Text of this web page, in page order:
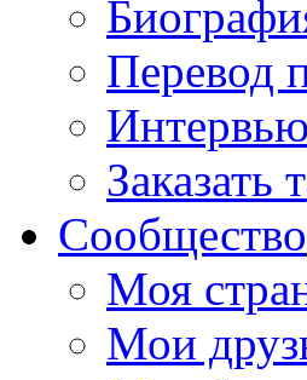
Перевод
Интервью
Заказать
Сообщество
Моя
Мои